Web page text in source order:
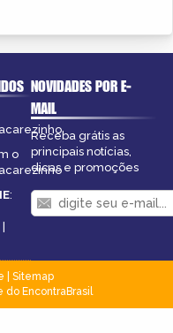
o
:
|
NOVIDADES POR E-
MAIL
Receba grátis as
principais notícias,
dicas e promoções
Sitemap
do EncontraBrasil